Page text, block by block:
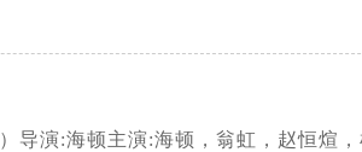
导演:海顿主演:海顿，翁虹，赵恒煊